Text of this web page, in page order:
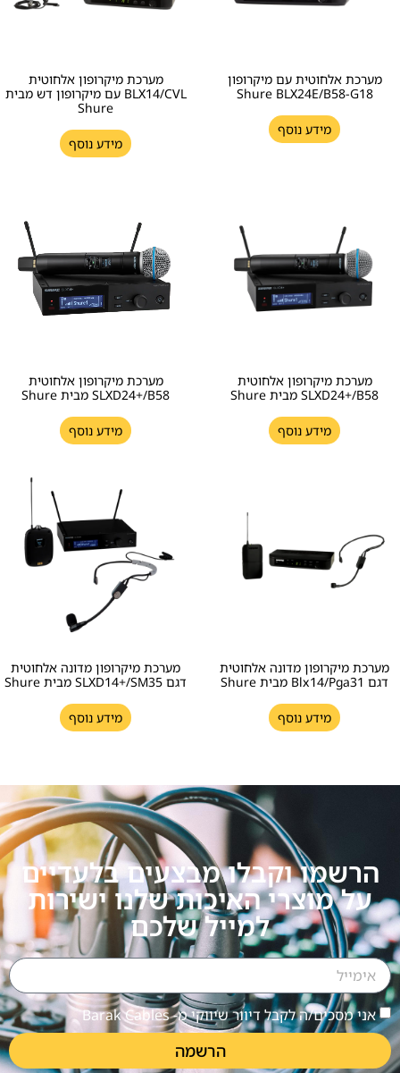
מערכת אלחוטית עם מיקרופון
Shure BLX24E/B58-G18
מידע נוסף
מערכת מיקרופון אלחוטית
BLX14/CVL עם מיקרופון דש מבית
Shure
מידע נוסף
מערכת מיקרופון אלחוטית
SLXD24+/B58 מבית Shure
מידע נוסף
מערכת מיקרופון אלחוטית
SLXD24+/B58 מבית Shure
מידע נוסף
מערכת מיקרופון מדונה אלחוטית
דגם Blx14/Pga31 מבית Shure
מידע נוסף
מערכת מיקרופון מדונה אלחוטית
דגם SLXD14+/SM35 מבית Shure
מידע נוסף
הרשמו וקבלו מבצעים בלעדיים
על מוצרי האיכות שלנו ישירות
למייל שלכם
אני מסכים/ה לקבל דיוור שיווקי מ- Barak Cables
הרשמה